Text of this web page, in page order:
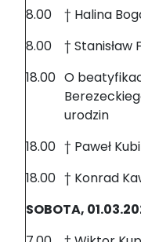
8.00
† Halina
8.00
† Stanisław
18.00 O
urodzin
18.00 † Paweł
18.00 † Konrad
SOBOTA,